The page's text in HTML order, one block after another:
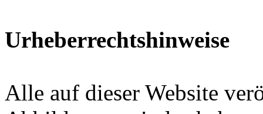
Urheberrechtshinweise
Alle auf dieser Website